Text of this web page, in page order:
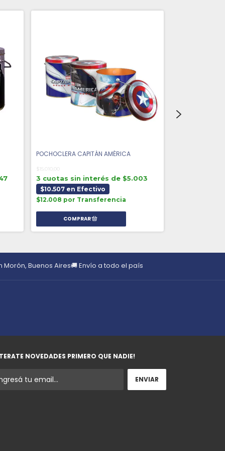
POCHOCLERA CAPITÁN AMÉRICA
$15.010,00
3 cuotas sin interés de $5.003
$10.507 en Efectivo
$12.008 por Transferencia
Morón, Buenos Aires🚚 Envío a todo el país
NOVEDADES PRIMERO QUE NADIE!